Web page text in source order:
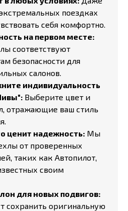
поездках
себя комфортно.
на первом месте:
соответствуют
безопасности для
салонов.
индивидуальность
Выберите цвет и
отражающие ваш стиль
ценит надежность: Мы
от проверенных
таких как Автопилот,
своим
для новых подвигов:
сохранить оригинальную